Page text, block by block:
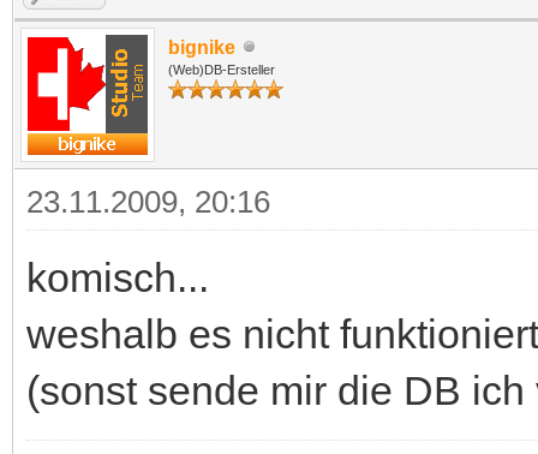
bignike
(Web)DB-Ersteller
23.11.2009, 20:16
komisch...
weshalb es nicht
(sonst sende mir die DB